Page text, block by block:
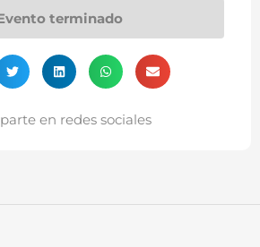
terminado
en redes sociales